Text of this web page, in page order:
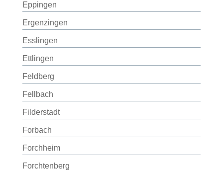
Eppingen
Ergenzingen
Esslingen
Ettlingen
Feldberg
Fellbach
Filderstadt
Forbach
Forchheim
Forchtenberg